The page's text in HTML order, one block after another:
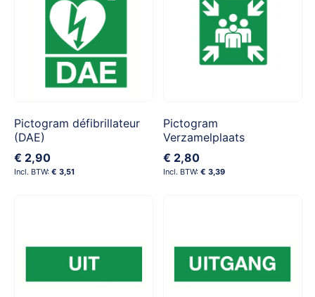
Pictogram défibrillateur
(DAE)
€ 2,90
€ 3,51
Pictogram
Verzamelplaats
€ 2,80
€ 3,39